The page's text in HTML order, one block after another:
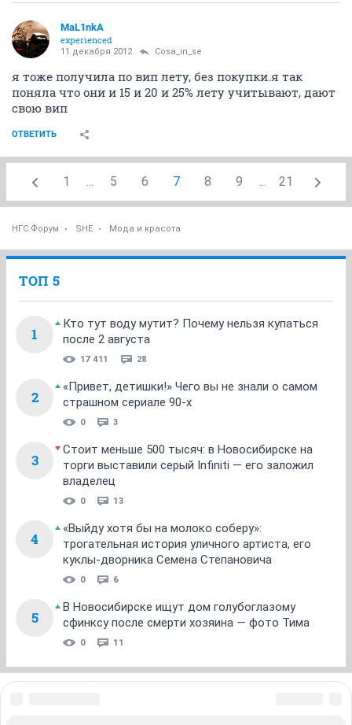
MaL1nkA
experienced
11 декабря 2012 Cosa_in_se
я тоже получила по вип лету, без покупки.я так
поняла что они и 15 и 20 и 25% лету учитывают, дают
свою вип
ОТВЕТИТЬ
1 ... 5 6 7 8 9 ... 21
НГС.Форум SHE Мода и красота
ТОП 5
1
Кто тут воду мутит? Почему нельзя купаться
после 2 августа
17 411 28
2
«Привет, детишки!» Чего вы не знали о самом
страшном сериале 90-х
0 3
3
Стоит меньше 500 тысяч: в Новосибирске на
торги выставили серый Infiniti — его заложил
владелец
0 13
4
«Выйду хотя бы на молоко соберу»:
трогательная история уличного артиста, его
куклы-дворника Семена Степановича
0 6
5
В Новосибирске ищут дом голубоглазому
сфинксу после смерти хозяина — фото Тима
0 11